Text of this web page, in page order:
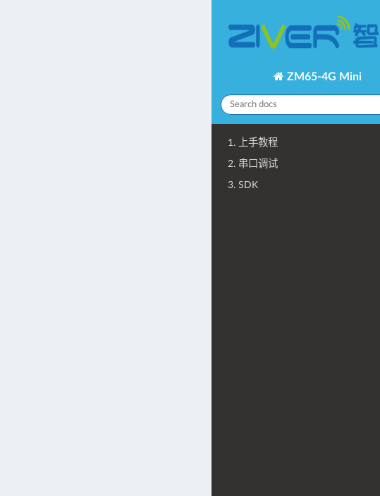
ZM65-4G Mini
1. 上手教程
2. 串口调试
3. SDK